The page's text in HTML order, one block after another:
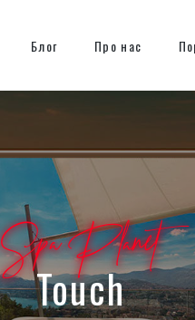
Блог Про нас
Spa Planet
Touch